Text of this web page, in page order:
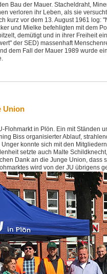
Bau der Mauer. Stacheldraht,
verloren ihr Leben, als sie
kurz vor dem 13. August 1961 log:
und Mielke befehligten mit dem
demütigt und in ihrer Freiheit
der SED) massenhaft
dem Fall der Mauer 1989 wurde
Union
Flohmarkt in Plön. Ein mit Ständen
Biss organisierter Ablauf,
konnte sich mit den
setzte auch Malte
Dank an die Junge Union, dass
wird von der JU übrigens